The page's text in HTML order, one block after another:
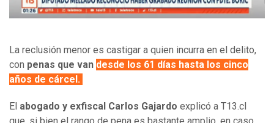
La reclusión menor es castigar a quien incurra en el delito,
con penas que van desde los 61 días hasta los cinco
años de cárcel.
El abogado y exfiscal Carlos Gajardo explicó a T13.cl